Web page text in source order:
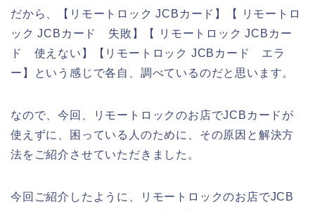
だから、【リモートロック JCBカード】【 リモートロ
ック JCBカード 失敗】【 リモートロック JCBカー
ド 使えない】【リモートロック JCBカード エラ
ー】という感じで各自、調べているのだと思います。
なので、今回、リモートロックのお店でJCBカードが
使えずに、困っている人のために、その原因と解決方
法をご紹介させていただきました。
今回ご紹介したように、リモートロックのお店でJCB